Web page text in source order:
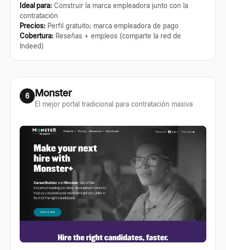
Ideal para: Construir la marca empleadora junto con la
contratación
Precios: Perfil gratuito; marca empleadora de pago
Cobertura: Reseñas + empleos (comparte la red de
Indeed)
6 Monster
El mejor portal tradicional para contratación masiva